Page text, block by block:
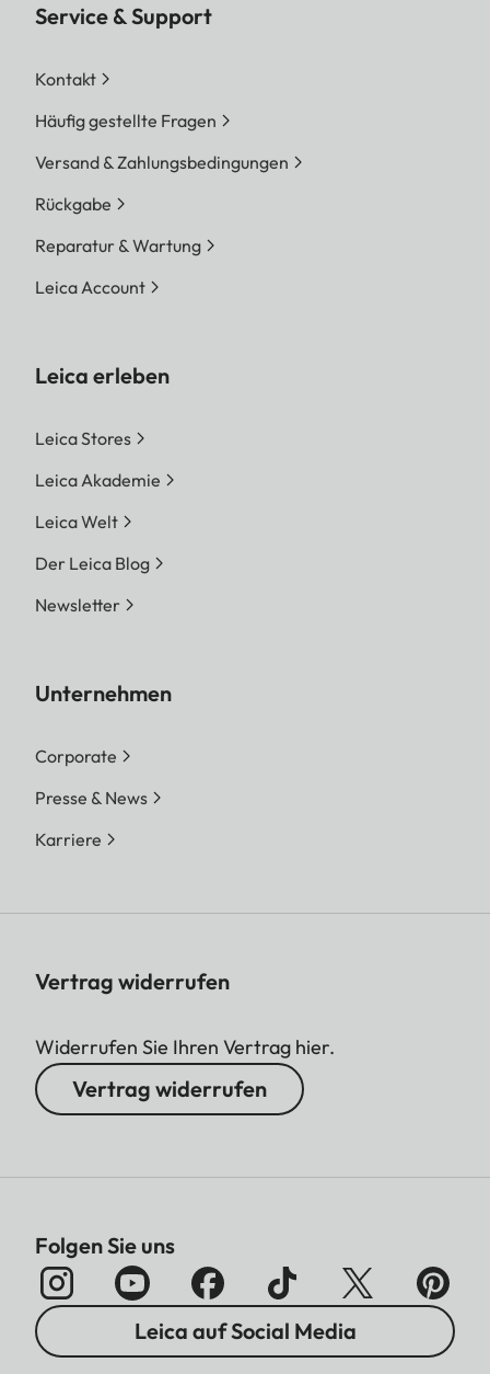
Service & Support
Kontakt
Häufig gestellte Fragen
Versand & Zahlungsbedingungen
Rückgabe
Reparatur & Wartung
Leica Account
Leica erleben
Leica Stores
Leica Akademie
Leica Welt
Der Leica Blog
Newsletter
Unternehmen
Corporate
Presse & News
Karriere
Vertrag widerrufen
Widerrufen Sie Ihren Vertrag hier.
Vertrag widerrufen
Folgen Sie uns
Leica auf Social Media